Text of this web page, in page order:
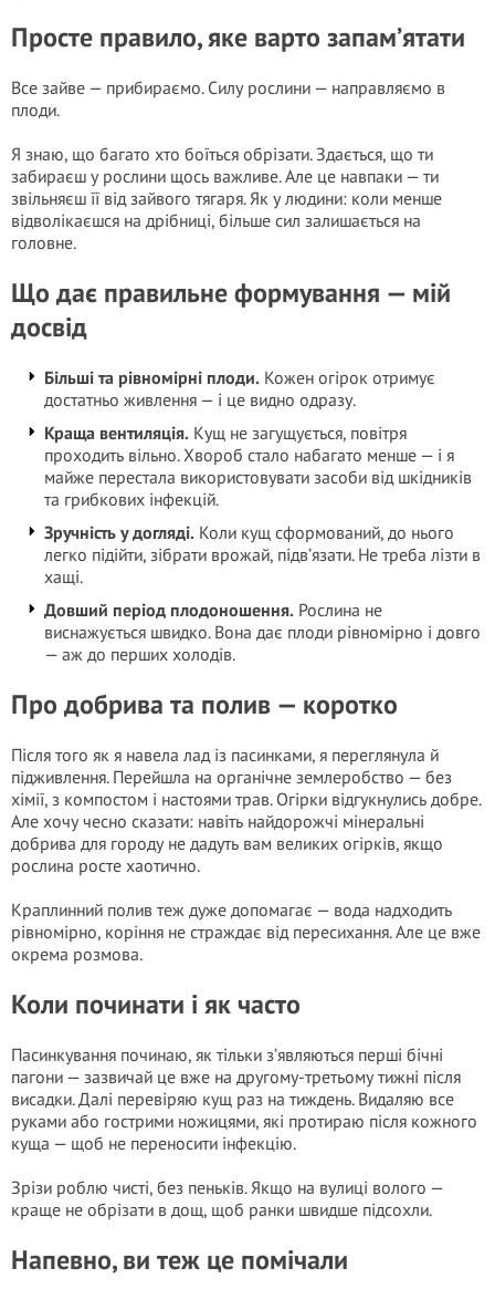
Просте правило, яке варто запам’ятати
Все зайве — прибираємо. Силу рослини — направляємо в
плоди.
Я знаю, що багато хто боїться обрізати. Здається, що ти
забираєш у рослини щось важливе. Але це навпаки — ти
звільняєш її від зайвого тягаря. Як у людини: коли менше
відволікаєшся на дрібниці, більше сил залишається на
головне.
Що дає правильне формування — мій
досвід
Більші та рівномірні плоди. Кожен огірок отримує
достатньо живлення — і це видно одразу.
Краща вентиляція. Кущ не загущується, повітря
проходить вільно. Хвороб стало набагато менше — і я
майже перестала використовувати засоби від шкідників
та грибкових інфекцій.
Зручність у догляді. Коли кущ сформований, до нього
легко підійти, зібрати врожай, підв’язати. Не треба лізти в
хащі.
Довший період плодоношення. Рослина не
виснажується швидко. Вона дає плоди рівномірно і довго
— аж до перших холодів.
Про добрива та полив — коротко
Після того як я навела лад із пасинками, я переглянула й
підживлення. Перейшла на органічне землеробство — без
хімії, з компостом і настоями трав. Огірки відгукнулись добре.
Але хочу чесно сказати: навіть найдорожчі мінеральні
добрива для городу не дадуть вам великих огірків, якщо
рослина росте хаотично.
Краплинний полив теж дуже допомагає — вода надходить
рівномірно, коріння не страждає від пересихання. Але це вже
окрема розмова.
Коли починати і як часто
Пасинкування починаю, як тільки з’являються перші бічні
пагони — зазвичай це вже на другому-третьому тижні після
висадки. Далі перевіряю кущ раз на тиждень. Видаляю все
руками або гострими ножицями, які протираю після кожного
куща — щоб не переносити інфекцію.
Зрізи роблю чисті, без пеньків. Якщо на вулиці волого —
краще не обрізати в дощ, щоб ранки швидше підсохли.
Напевно, ви теж це помічали